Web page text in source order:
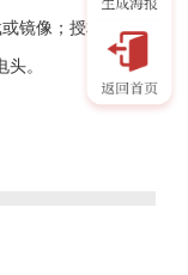
镜像；授权转载必
。